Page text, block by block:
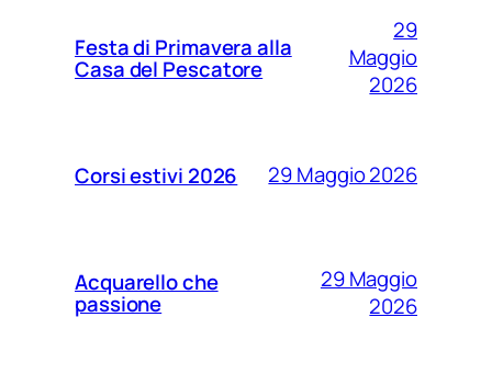
Festa di Primavera alla
Casa del Pescatore
29
Maggio
2026
Corsi estivi 2026 29 Maggio 2026
Acquarello che
passione
29 Maggio
2026